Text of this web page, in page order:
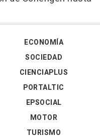
ECONOMÍA
SOCIEDAD
CIENCIAPLUS
PORTALTIC
EPSOCIAL
MOTOR
TURISMO